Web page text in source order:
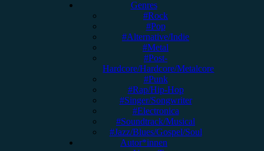
Genres
#Rock
#Pop
#Alternative/Indie
#Metal
#Post-
Hardcore/Hardcore/Metalcore
#Punk
#Rap/Hip-Hop
#Singer/Songwriter
#Electronica
#Soundtrack/Musical
#Jazz/Blues/Gospel/Soul
Autor*innen